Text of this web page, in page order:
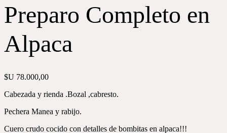
Preparo Completo en
Alpaca
$U 78.000,00
Cabezada y rienda .Bozal ,cabresto.
Pechera Manea y rabijo.
Cuero crudo cocido con detalles de bombitas en alpaca!!!